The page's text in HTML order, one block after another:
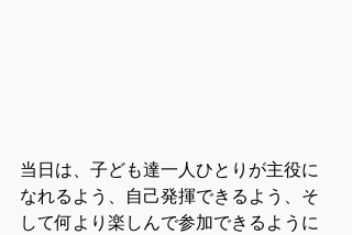
当日は、子ども達一人ひとりが主役に
なれるよう、自己発揮できるよう、そ
して何より楽しんで参加できるように